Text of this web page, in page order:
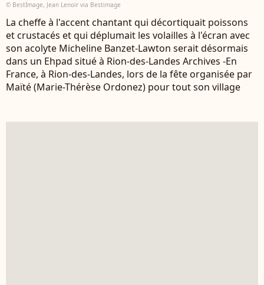
© BestImage, Jean Lenoir via Bestimage
La cheffe à l'accent chantant qui décortiquait poissons
et crustacés et qui déplumait les volailles à l'écran avec
son acolyte Micheline Banzet-Lawton serait désormais
dans un Ehpad situé à Rion-des-Landes Archives -En
France, à Rion-des-Landes, lors de la fête organisée par
Maïté (Marie-Thérèse Ordonez) pour tout son village